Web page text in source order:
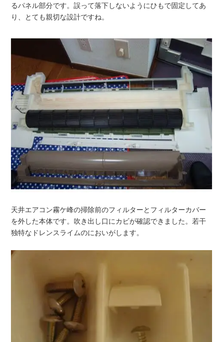
るパネル部分です。誤って落下しないようにひもで固定してあ
り、とても親切な設計ですね。
天井エアコン霧ケ峰の掃除前のフィルターとフィルターカバー
を外した本体です。吹き出し口にカビが確認できました。若干
独特なドレンスライムのにおいがします。